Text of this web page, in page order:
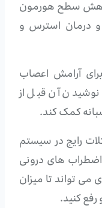
سطح هورمون
درمان استرس و
آرامش اعصاب
آن قبل از
کمک کند.
رایج در سیستم
های درونی
تواند تا میزان
کنید.